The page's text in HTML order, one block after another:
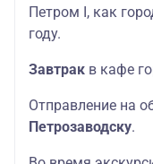
Петром I, как
году.
Завтрак в кафе
Отправление на
Петрозаводску.